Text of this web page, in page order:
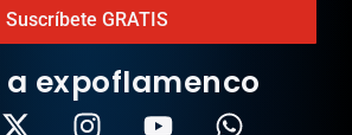
Suscríbete GRATIS
a expoflamenco